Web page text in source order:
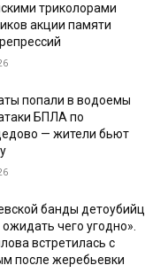
триколорами
акции памяти
попали в водоемы
БПЛА по
— жители бьют
банды детоубийц
чего угодно».
встретилась с
после жеребьевки